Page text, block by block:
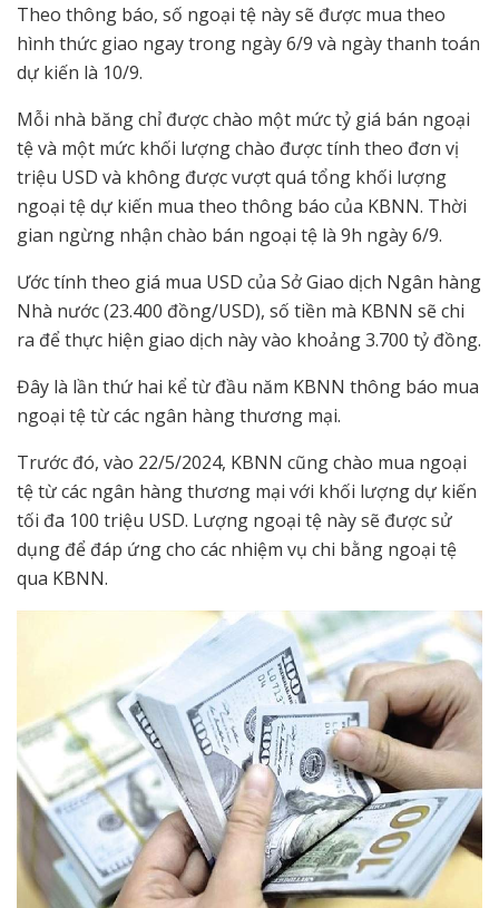
Theo thông báo, số ngoại tệ này sẽ được mua theo
hình thức giao ngay trong ngày 6/9 và ngày thanh toán
dự kiến là 10/9.
Mỗi nhà băng chỉ được chào một mức tỷ giá bán ngoại
tệ và một mức khối lượng chào được tính theo đơn vị
triệu USD và không được vượt quá tổng khối lượng
ngoại tệ dự kiến mua theo thông báo của KBNN. Thời
gian ngừng nhận chào bán ngoại tệ là 9h ngày 6/9.
Ước tính theo giá mua USD của Sở Giao dịch Ngân hàng
Nhà nước (23.400 đồng/USD), số tiền mà KBNN sẽ chi
ra để thực hiện giao dịch này vào khoảng 3.700 tỷ đồng.
Đây là lần thứ hai kể từ đầu năm KBNN thông báo mua
ngoại tệ từ các ngân hàng thương mại.
Trước đó, vào 22/5/2024, KBNN cũng chào mua ngoại
tệ từ các ngân hàng thương mại với khối lượng dự kiến
tối đa 100 triệu USD. Lượng ngoại tệ này sẽ được sử
dụng để đáp ứng cho các nhiệm vụ chi bằng ngoại tệ
qua KBNN.